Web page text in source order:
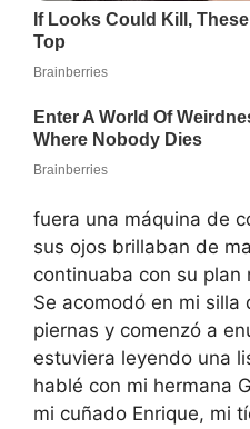
fuera una máquina de
sus ojos brillaban de
continuaba con su plan
Se acomodó en mi silla
piernas y comenzó a
estuviera leyendo una
hablé con mi hermana
mi cuñado Enrique, mi